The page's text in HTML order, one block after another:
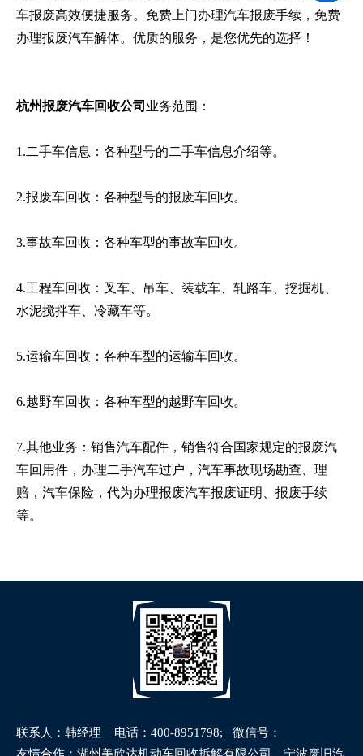
车报废高效便捷服务。免费上门办理汽车报废手续，免费
办理报废汽车解体。优质的服务，是您优先的选择！
杭州报废汽车回收公司 业务范围：
1.二手车信息：各种型号的二手车信息介绍等。
2.报废车回收：各种型号的报废车回收。
3.事故车回收：各种车型的事故车回收。
4.工程车回收：叉车、吊车、装载车、轧路车、挖掘机、
水泥搅拌车、冷藏车等。
5.运输车回收：各种车型的运输车回收。
6.越野车回收：各种车型的越野车回收。
7.其他业务：销售汽车配件，销售符合国家规定的报废汽
车回用件，办理二手汽车过户，汽车事故现场勘查、理
赔，汽车保险，代为办理报废汽车报废证明、报废手续
等。
联系人：韩经理 电话：400-8951798; 微信号：
18582584951网站地图